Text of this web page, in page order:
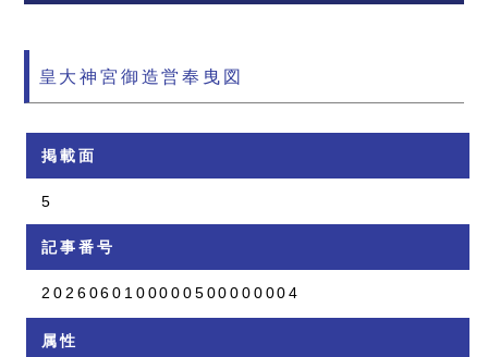
皇大神宮御造営奉曳図
掲載面
5
記事番号
2026060100000500000004
属性